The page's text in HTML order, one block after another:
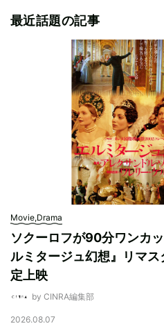
最近話題の記事
Movie,Drama
ソクーロフが90分ワンカ
ルミタージュ幻想』リマ
定上映
by CINRA編集部
2026.08.07